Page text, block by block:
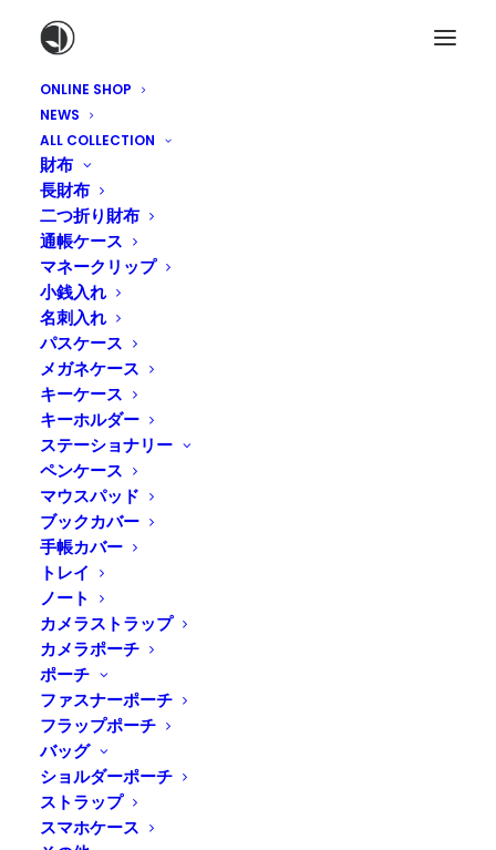
ONLINE SHOP
NEWS
ALL COLLECTION
財布
長財布
二つ折り財布
通帳ケース
マネークリップ
小銭入れ
名刺入れ
パスケース
メガネケース
キーケース
キーホルダー
ステーショナリー
ペンケース
マウスパッド
ブックカバー
手帳カバー
トレイ
ノート
カメラストラップ
カメラポーチ
ポーチ
ファスナーポーチ
フラップポーチ
バッグ
ショルダーポーチ
ストラップ
スマホケース
新たな門出を応援する革小
2016年3月4日 | INONLINE SHOP
Home News